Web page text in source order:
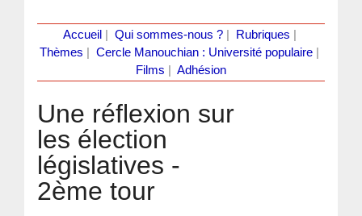
Accueil Qui sommes-nous ?| Rubriques
Thèmes
Cercle Manouchian : Université populaire
Films
Adhésion
Une réflexion sur
les élection
législatives -
2ème tour